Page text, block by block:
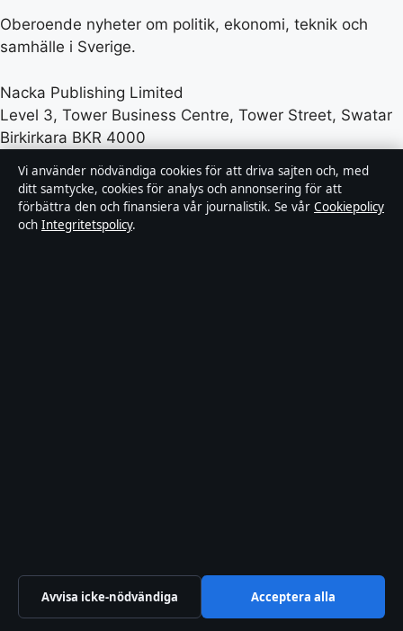
Oberoende nyheter om politik, ekonomi, teknik och
samhälle i Sverige.
Nacka Publishing Limited
Level 3, Tower Business Centre, Tower Street, Swatar
Birkirkara BKR 4000
Malta Business Registry: C 93469
Om oss
Vi använder nödvändiga cookies för att driva sajten och, med
ditt samtycke, cookies för analys och annonsering för att
förbättra den och finansiera vår journalistik. Se vår Cookiepolicy
och Integritetspolicy.
Avvisa icke-nödvändiga Acceptera alla